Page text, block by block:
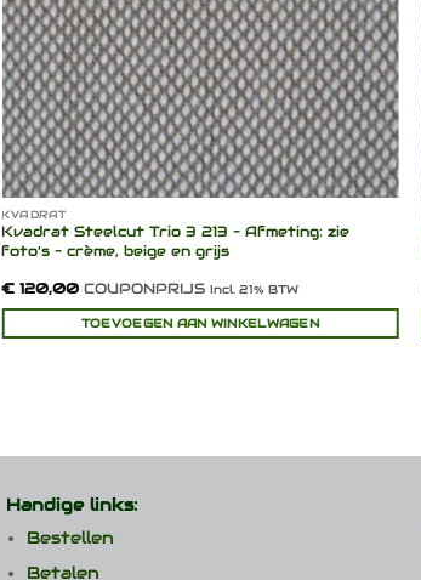
KVADRAT
Kvadrat Steelcut Trio 3 213 – Afmeting: zie
foto’s – crème, beige en grijs
€ 120,00 COUPONPRIJSIncl. 21% BTW
TOEVOEGEN AAN WINKELWAGEN
Handige links:
Bestellen
Betalen